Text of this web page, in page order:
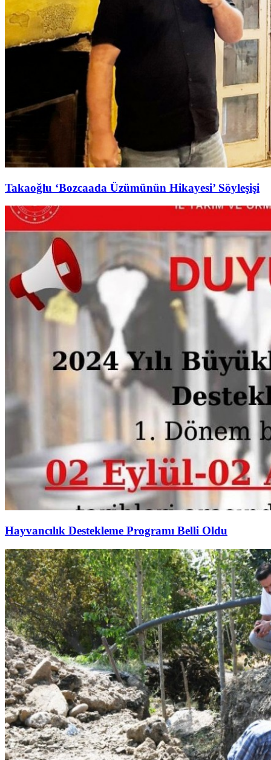
Takaoğlu ‘Bozcaada Üzümünün Hikayesi’ Söyleşişi
Hayvancılık Destekleme Programı Belli Oldu